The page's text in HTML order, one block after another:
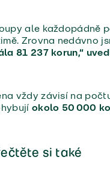
ale každopádně
Zrovna nedávno
81 237 korun,“
vždy závisí na
okolo 50 000
si také